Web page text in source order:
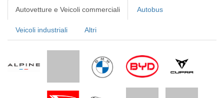
Autovetture e Veicoli commerciali Autobus
Veicoli industriali Altri